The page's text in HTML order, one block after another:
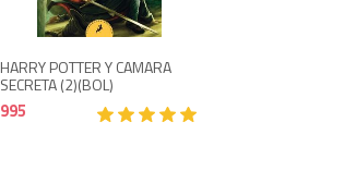
HARRY POTTER Y CAMARA
SECRETA (2)(BOL)
995